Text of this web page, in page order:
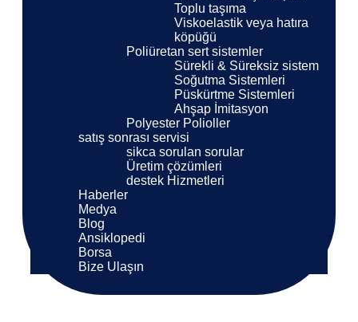
Toplu taşıma
Viskoelastik veya hatıra
köpüğü
Poliüretan sert sistemler
Sürekli & Süreksiz sistem
Soğutma Sistemleri
Püskürtme Sistemleri
Ahşap İmitasyon
Polyester Polioller
satış sonrası servisi
sikca sorulan sorular
Üretim çözümleri
destek Hizmetleri
Haberler
Medya
Blog
Ansiklopedi
Borsa
Bize Ulaşın